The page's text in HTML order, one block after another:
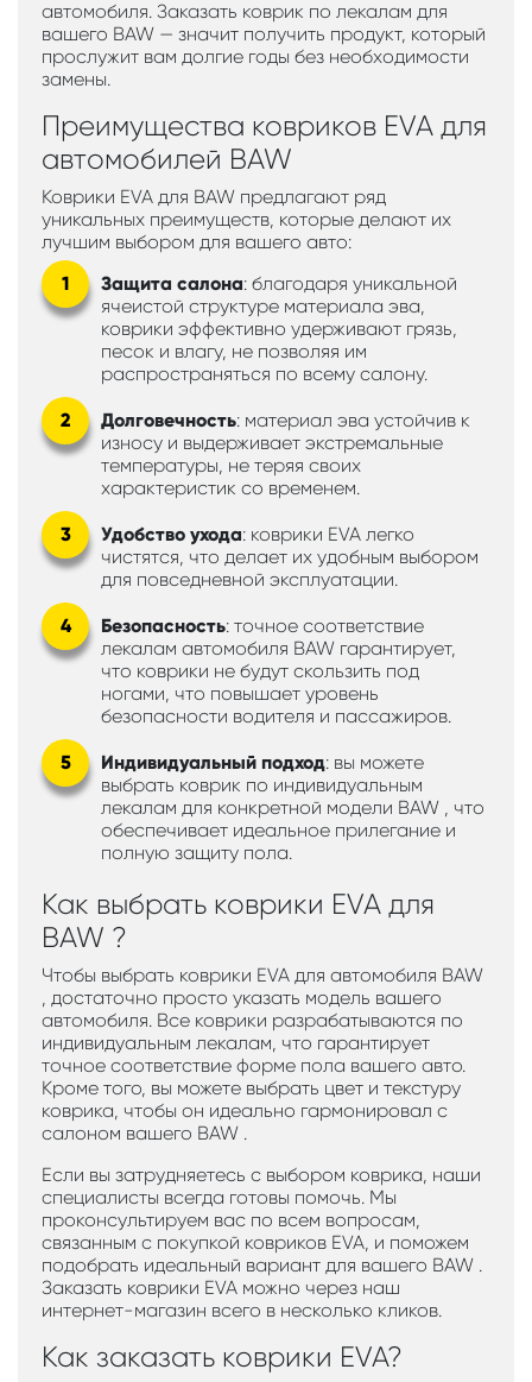
автомобиля. Заказать коврик по лекалам для
вашего BAW — значит получить продукт, который
прослужит вам долгие годы без необходимости
замены.
Преимущества ковриков EVA для
автомобилей BAW
Коврики EVA для BAW предлагают ряд
уникальных преимуществ, которые делают их
лучшим выбором для вашего авто:
Защита салона: благодаря уникальной
ячеистой структуре материала эва,
коврики эффективно удерживают грязь,
песок и влагу, не позволяя им
распространяться по всему салону.
Долговечность: материал эва устойчив к
износу и выдерживает экстремальные
температуры, не теряя своих
характеристик со временем.
Удобство ухода: коврики EVA легко
чистятся, что делает их удобным выбором
для повседневной эксплуатации.
Безопасность: точное соответствие
лекалам автомобиля BAW гарантирует,
что коврики не будут скользить под
ногами, что повышает уровень
безопасности водителя и пассажиров.
Индивидуальный подход: вы можете
выбрать коврик по индивидуальным
лекалам для конкретной модели BAW , что
обеспечивает идеальное прилегание и
полную защиту пола.
Как выбрать коврики EVA для
BAW ?
Чтобы выбрать коврики EVA для автомобиля BAW
, достаточно просто указать модель вашего
автомобиля. Все коврики разрабатываются по
индивидуальным лекалам, что гарантирует
точное соответствие форме пола вашего авто.
Кроме того, вы можете выбрать цвет и текстуру
коврика, чтобы он идеально гармонировал с
салоном вашего BAW .
Если вы затрудняетесь с выбором коврика, наши
специалисты всегда готовы помочь. Мы
проконсультируем вас по всем вопросам,
связанным с покупкой ковриков EVA, и поможем
подобрать идеальный вариант для вашего BAW .
Заказать коврики EVA можно через наш
интернет-магазин всего в несколько кликов.
Как заказать коврики EVA?